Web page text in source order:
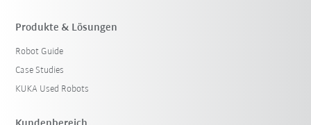
Produkte & Lösungen
Robot Guide
Case Studies
KUKA Used Robots